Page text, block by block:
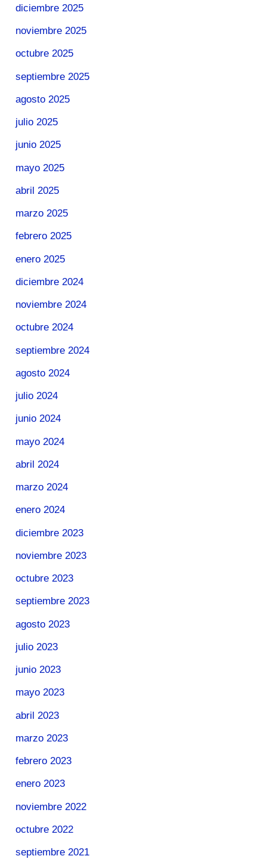
diciembre 2025
noviembre 2025
octubre 2025
septiembre 2025
agosto 2025
julio 2025
junio 2025
mayo 2025
abril 2025
marzo 2025
febrero 2025
enero 2025
diciembre 2024
noviembre 2024
octubre 2024
septiembre 2024
agosto 2024
julio 2024
junio 2024
mayo 2024
abril 2024
marzo 2024
enero 2024
diciembre 2023
noviembre 2023
octubre 2023
septiembre 2023
agosto 2023
julio 2023
junio 2023
mayo 2023
abril 2023
marzo 2023
febrero 2023
enero 2023
noviembre 2022
octubre 2022
septiembre 2021